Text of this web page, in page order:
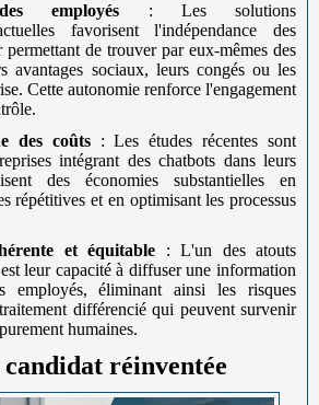
employés : Les solutions
favorisent l'indépendance des
de trouver par eux-mêmes des
avantages sociaux, leurs congés ou les
Cette autonomie renforce l'engagement
des coûts: Les études récentes sont
intégrant des chatbots dans leurs
des économies substantielles en
répétitives et en optimisant les processus
et équitable : L'un des atouts
leur capacité à diffuser une information
employés, éliminant ainsi les risques
différencié qui peuvent survenir
humaines.
réinventée